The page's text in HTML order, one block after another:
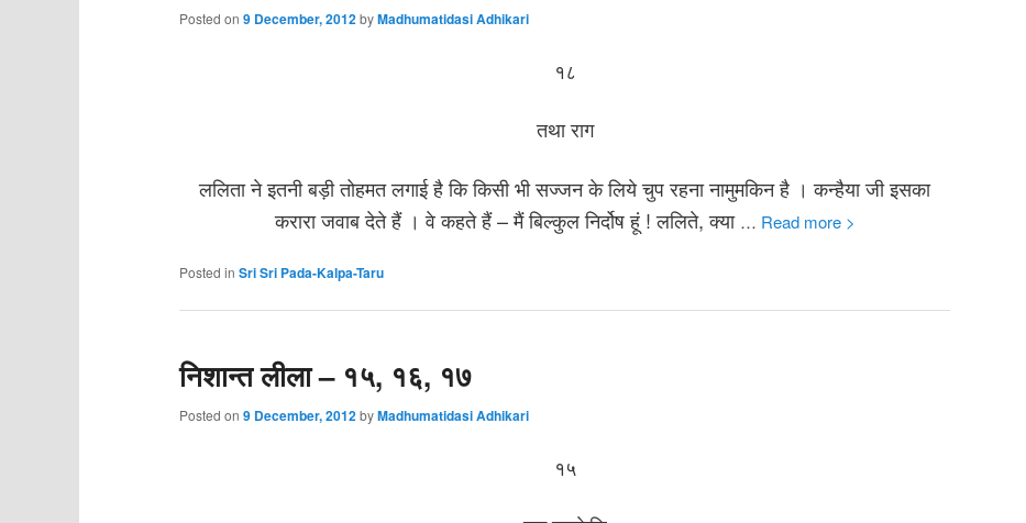
Posted on9 December, 2012byMadhumatidasi Adhikari
१८
तथा राग
ललिता ने इतनी बड़ी तोहमत लगाई है कि किसी भी सज्जन के लिये चुप रहना नामुमकिन है । कन्हैया जी इसका
करारा जवाब देते हैं । वे कहते हैं – मैं बिल्कुल निर्दोष हूं ! ललिते, क्या … Read more >
Posted in Sri Sri Pada-Kalpa-Taru
निशान्त लीला – १५, १६, १७
Posted on9 December, 2012byMadhumatidasi Adhikari
१५